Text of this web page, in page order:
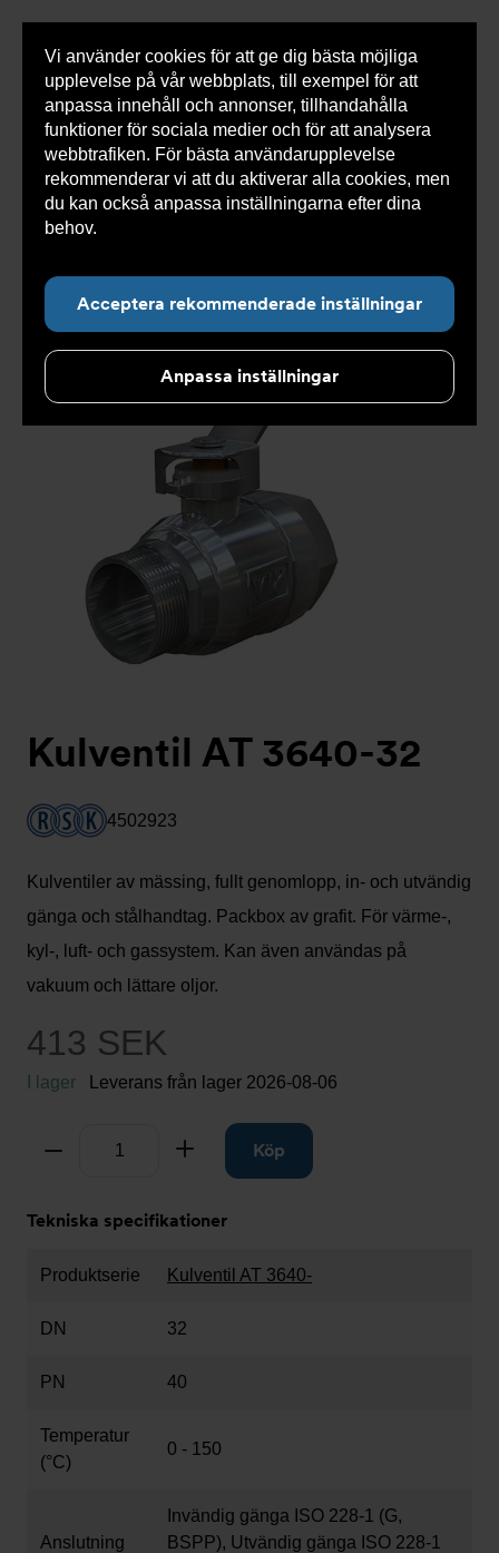
Vi använder cookies för att ge dig bästa möjliga
upplevelse på vår webbplats, till exempel för att
anpassa innehåll och annonser, tillhandahålla
funktioner för sociala medier och för att analysera
webbtrafiken. För bästa användarupplevelse
rekommenderar vi att du aktiverar alla cookies, men
du kan också anpassa inställningarna efter dina
behov.
Acceptera rekommenderade inställningar
Anpassa inställningar
0 varorSnabborder
Du
här:
Armatec > Produkter > Ventiler > Kulventiler
2-delad
> Kulventil AT 3640- > Kulventil AT 3640-32
Kulventil AT 3640-32
4502923
Kulventiler av mässing, fullt genomlopp, in- och utvändig
gänga och stålhandtag. Packbox av grafit. För värme-,
kyl-, luft- och gassystem. Kan även användas på
vakuum och lättare oljor.
413 SEK
I lager Leverans från lager 2026-08-06
Ta bort Lägg tillKöp
Tekniska specifikationer
Produktserie Kulventil AT 3640-
DN 32
PN 40
Temperatur
(°C)
0 - 150
Anslutning
Invändig gänga ISO 228-1 (G,
BSPP), Utvändig gänga ISO 228-1